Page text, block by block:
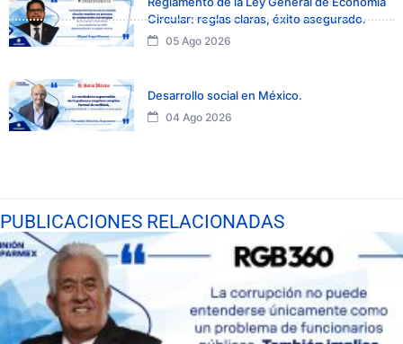
Circular: reglas claras, éxito asegurado.
05 Ago 2026
Desarrollo social en México.
04 Ago 2026
PUBLICACIONES RELACIONADAS